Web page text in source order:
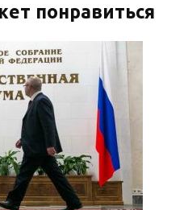
понравиться